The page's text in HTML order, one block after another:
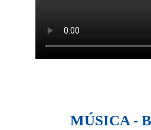
MÚSICA -